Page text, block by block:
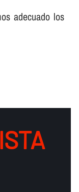
adecuado los